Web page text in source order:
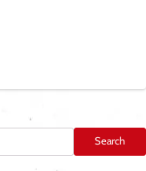
Search